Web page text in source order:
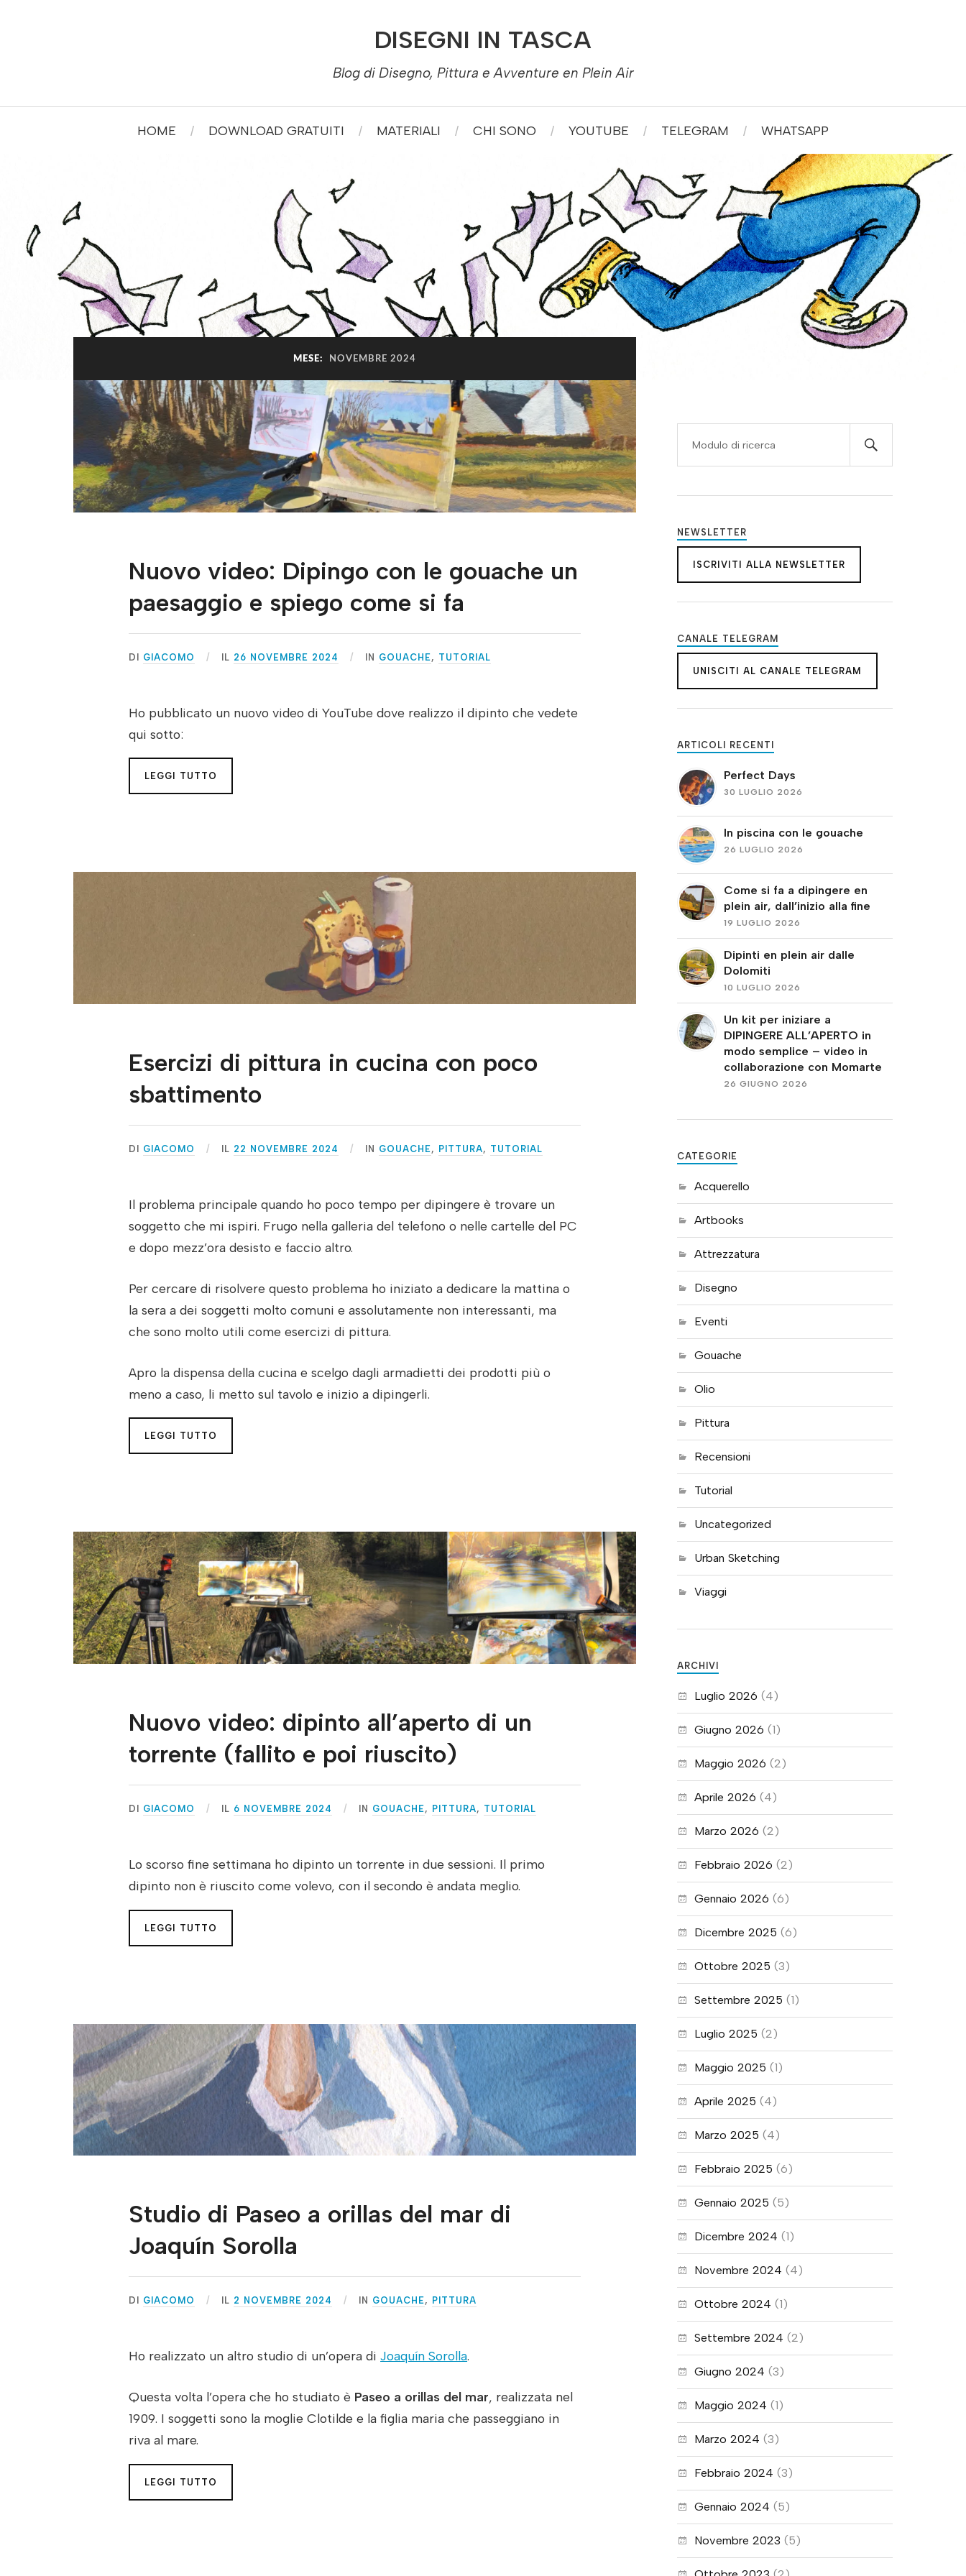
DISEGNI IN TASCA
Blog di Disegno, Pittura e Avventure en Plein Air
HOME DOWNLOAD GRATUITI MATERIALI CHI SONO YOUTUBE TELEGRAM WHATSAPP
MESE: NOVEMBRE 2024
Nuovo video: Dipingo con le gouache un
paesaggio e spiego come si fa
DI GIACOMO IL 26 NOVEMBRE 2024 IN GOUACHE, TUTORIAL
Ho pubblicato un nuovo video di YouTube dove realizzo il dipinto che vedete
qui sotto:
LEGGI TUTTO
Esercizi di pittura in cucina con poco
sbattimento
DI GIACOMO IL 22 NOVEMBRE 2024 IN GOUACHE, PITTURA, TUTORIAL
Il problema principale quando ho poco tempo per dipingere è trovare un
soggetto che mi ispiri. Frugo nella galleria del telefono o nelle cartelle del PC
e dopo mezz’ora desisto e faccio altro.
Per cercare di risolvere questo problema ho iniziato a dedicare la mattina o
la sera a dei soggetti molto comuni e assolutamente non interessanti, ma
che sono molto utili come esercizi di pittura.
Apro la dispensa della cucina e scelgo dagli armadietti dei prodotti più o
meno a caso, li metto sul tavolo e inizio a dipingerli.
LEGGI TUTTO
Nuovo video: dipinto all’aperto di un
torrente (fallito e poi riuscito)
DI GIACOMO IL 6 NOVEMBRE 2024 IN GOUACHE, PITTURA, TUTORIAL
Lo scorso fine settimana ho dipinto un torrente in due sessioni. Il primo
dipinto non è riuscito come volevo, con il secondo è andata meglio.
LEGGI TUTTO
Studio di Paseo a orillas del mar di
Joaquín Sorolla
DI GIACOMO IL 2 NOVEMBRE 2024 IN GOUACHE, PITTURA
Ho realizzato un altro studio di un’opera diJoaquín Sorolla.
Questa volta l’opera che ho studiato è Paseo a orillas del mar, realizzata nel
1909. I soggetti sono la moglie Clotilde e la figlia maria che passeggiano in
riva al mare.
LEGGI TUTTO
NEWSLETTER
ISCRIVITI ALLA NEWSLETTER
CANALE TELEGRAM
UNISCITI AL CANALE TELEGRAM
ARTICOLI RECENTI
Perfect Days
30 LUGLIO 2026
In piscina con le gouache
26 LUGLIO 2026
Come si fa a dipingere en
plein air, dall’inizio alla fine
19 LUGLIO 2026
Dipinti en plein air dalle
Dolomiti
10 LUGLIO 2026
Un kit per iniziare a
DIPINGERE ALL’APERTO in
modo semplice – video in
collaborazione con Momarte
26 GIUGNO 2026
CATEGORIE
Acquerello
Artbooks
Attrezzatura
Disegno
Eventi
Gouache
Olio
Pittura
Recensioni
Tutorial
Uncategorized
Urban Sketching
Viaggi
ARCHIVI
Luglio 2026 (4)
Giugno 2026 (1)
Maggio 2026 (2)
Aprile 2026 (4)
Marzo 2026 (2)
Febbraio 2026 (2)
Gennaio 2026 (6)
Dicembre 2025 (6)
Ottobre 2025 (3)
Settembre 2025 (1)
Luglio 2025 (2)
Maggio 2025 (1)
Aprile 2025 (4)
Marzo 2025 (4)
Febbraio 2025 (6)
Gennaio 2025 (5)
Dicembre 2024 (1)
Novembre 2024 (4)
Ottobre 2024 (1)
Settembre 2024 (2)
Giugno 2024 (3)
Maggio 2024 (1)
Marzo 2024 (3)
Febbraio 2024 (3)
Gennaio 2024 (5)
Novembre 2023 (5)